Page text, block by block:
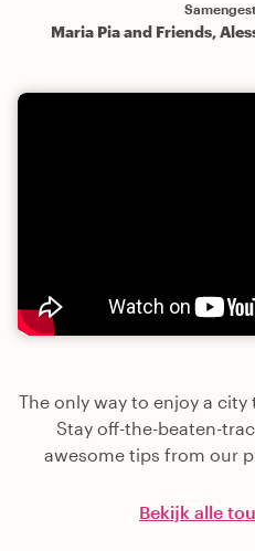
Maria Pia and Friends,
The only way to enjoy a
Stay off-the-beaten-
awesome tips from our
Bekijk alle